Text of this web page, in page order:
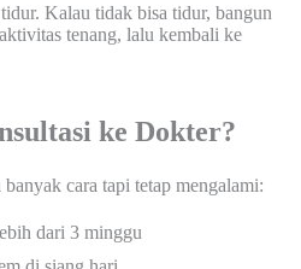
Kalau tidak bisa tidur, bangun
tenang, lalu kembali ke
ke Dokter?
cara tapi tetap mengalami:
dari 3 minggu